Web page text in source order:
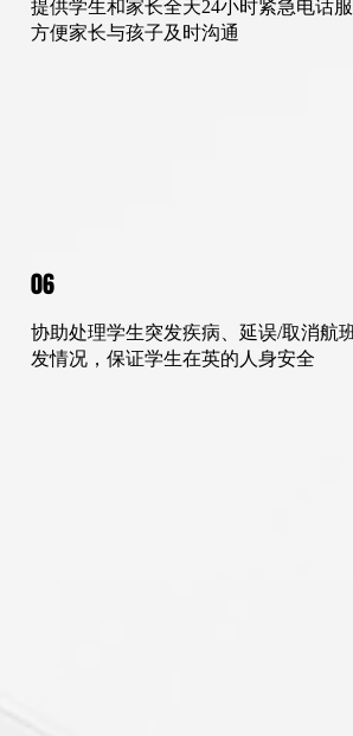
提供学生和家长全天24小时紧急电话服
方便家长与孩子及时沟通
06
协助处理学生突发疾病、延误/取消航
发情况，保证学生在英的人身安全